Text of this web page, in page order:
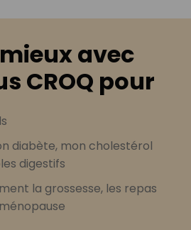
avec
CROQ pour
diabète, mon cholestérol
digestifs
la grossesse, les repas